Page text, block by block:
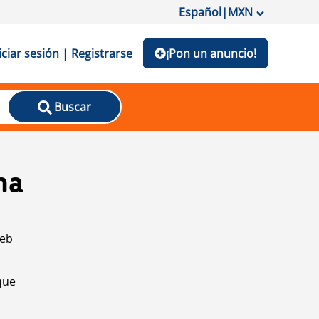
Español|MXN
sesión | Registrarse ¡Pon un anuncio!
Buscar